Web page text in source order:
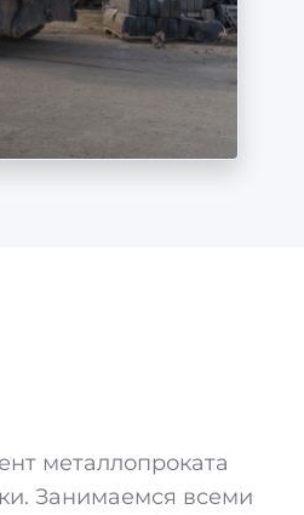
металлопроката
Занимаемся всеми